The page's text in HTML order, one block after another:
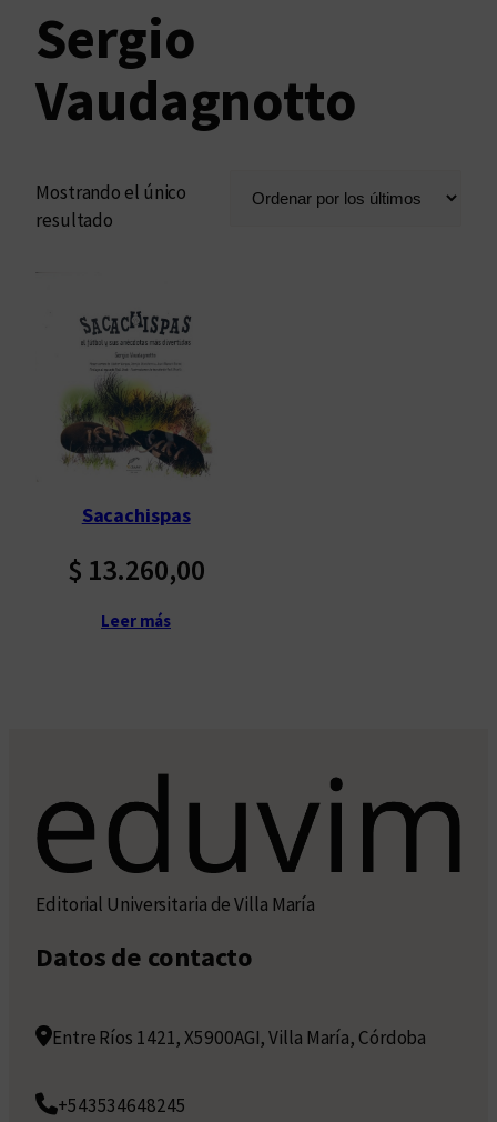
r
Sergio
Vaudagnotto
Mostrando el único
resultado
Sacachispas
$ 13.260,00
Leer más
Editorial Universitaria de Villa María
Datos de contacto
Entre Ríos 1421, X5900AGI, Villa María, Córdoba
+543534648245